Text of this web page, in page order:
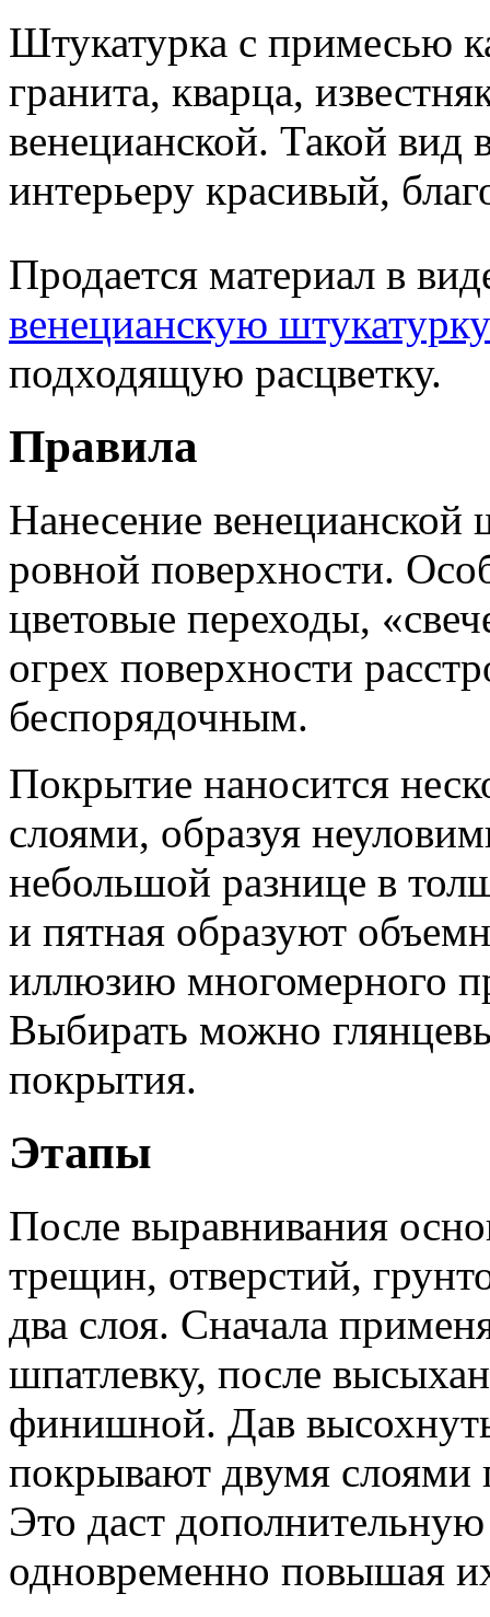
Штукатурка с примесью
гранита, кварца,
венецианской. Такой вид
интерьеру красивый,
Продается материал в
венецианскую штукатурку
подходящую расцветку.
Правила
Нанесение венецианской
ровной поверхности.
цветовые переходы,
огрех поверхности
беспорядочным.
Покрытие наносится
слоями, образуя
небольшой разнице в
и пятная образуют
иллюзию многомерного
Выбирать можно
покрытия.
Этапы
После выравнивания
трещин, отверстий,
два слоя. Сначала
шпатлевку, после
финишной. Дав
покрывают двумя
Это даст дополнительную
одновременно повышая